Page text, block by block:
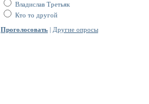
Владислав Третьяк
Кто то другой
Проголосовать | Другие опросы